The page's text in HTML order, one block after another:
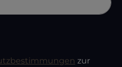
zur